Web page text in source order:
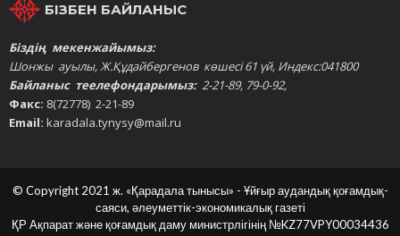
БІЗБЕН БАЙЛАНЫС
Біздің мекенжайымыз:
Шонжы ауылы, Ж.Құдайбергенов көшесі 61 үй, Индекс:041800
Байланыс теелефондарымыз: 2-21-89, 79-0-92,
Факс: 8(72778) 2-21-89
Email: karadala.tynysy@mail.ru
© Copyright 2021 ж. «Қарадала тынысы» - Ұйғыр аудандық қоғамдық-
саяси, әлеуметтік-экономикалық газеті
ҚР Ақпарат және қоғамдық даму министрлігінің №KZ77VPY00034436